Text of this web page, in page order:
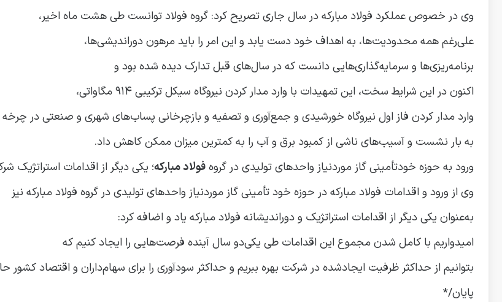
وی در خصوص عملکرد فولاد مبارکه در سال جاری تصریح کرد: گروه فولاد توانست طی هشت ماه اخیر،
علی‌رغم همه محدودیت‌ها، به اهداف خود دست یابد و این امر را باید مرهون دوراندیشی‌ها،
برنامه‌ریزی‌ها و سرمایه‌گذاری‌هایی دانست که در سال‌های قبل تدارک دیده شده بود و
اکنون در این شرایط سخت، این تمهیدات با وارد مدار کردن نیروگاه سیکل ترکیبی 914 مگاواتی،
وارد مدار کردن فاز اول نیروگاه خورشیدی و جمع‌آوری و تصفیه و بازچرخانی پساب‌های شهری و صنعتی در چرخه
به بار نشست و آسیب‌های ناشی از کمبود برق و آب را به کمترین میزان ممکن کاهش داد.
ورود به حوزه خودتأمینی گاز موردنیاز واحدهای تولیدی در گروهفولاد مبارکه؛ یکی دیگر از اقدامات استراتژیک
وی از ورود و اقدامات فولاد مبارکه در حوزه خود تأمینی گاز موردنیاز واحدهای تولیدی در گروه فولاد مبارکه نیز
به‌عنوان یکی دیگر از اقدامات استراتژیک و دوراندیشانه فولاد مبارکه یاد و اضافه کرد:
امیدواریم با کامل شدن مجموع این اقدامات طی یکی‌دو سال آینده فرصت‌هایی را ایجاد کنیم که
بتوانیم از حداکثر ظرفیت ایجادشده در شرکت بهره ببریم و حداکثر سودآوری را برای سهام‌داران و اقتصاد کشور
پایان/*